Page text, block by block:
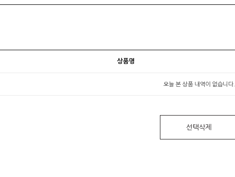
상품명
오늘 본 상품 내역이 없습니다.
선택삭제